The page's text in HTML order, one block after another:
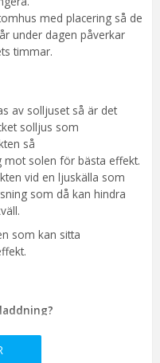
NiMH ingår. Lyser
AB
med placering så de
under dagen påverkar
timmar.
av solljuset så är det
solljus som
så
mot solen för bästa effekt.
vid en ljuskälla som
som då kan hindra
som kan sitta
lystiden.